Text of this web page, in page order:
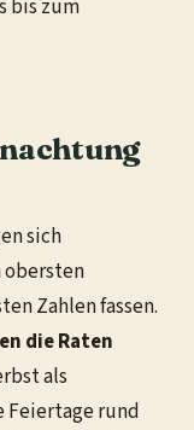
bis zum
sich
obersten
Zahlen fassen.
die Raten
als
Feiertage rund